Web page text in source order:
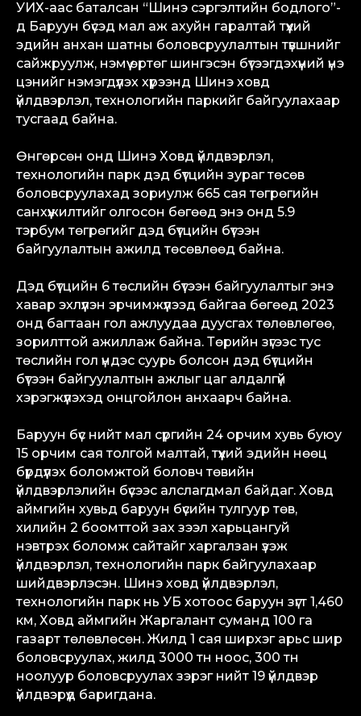
УИХ-аас баталсан “Шинэ сэргэлтийн бодлого”-
д Баруун бүсэд мал аж ахуйн гаралтай түүхий
эдийн анхан шатны боловсруулалтын түвшнийг
сайжруулж, нэмүү өртөг шингэсэн бүтээгдэхүүний үнэ
цэнийг нэмэгдүүлэх хүрээнд Шинэ ховд
үйлдвэрлэл, технологийн паркийг байгуулахаар
тусгаад байна.
Өнгөрсөн онд Шинэ Ховд үйлдвэрлэл,
технологийн парк дэд бүтцийн зураг төсөв
боловсруулахад зориулж 665 сая төгрөгийн
санхүүжилтийг олгосон бөгөөд энэ онд 5.9
тэрбум төгрөгийг дэд бүтцийн бүтээн
байгуулалтын ажилд төсөвлөөд байна.
Дэд бүтцийн 6 төслийн бүтээн байгуулалтыг энэ
хавар эхлүүлэн эрчимжүүлээд байгаа бөгөөд 2023
онд багтаан гол ажлуудаа дуусгах төлөвлөгөө,
зорилттой ажиллаж байна. Төрийн зүгээс тус
төслийн гол үндэс суурь болсон дэд бүтцийн
бүтээн байгуулалтын ажлыг цаг алдалгүй
хэрэгжүүлэхэд онцгойлон анхаарч байна.
Баруун бүс нийт мал сүргийн 24 орчим хувь буюу
15 орчим сая толгой малтай, түүхий эдийн нөөц
бүрдүүлэх боломжтой боловч төвийн
үйлдвэрлэлийн бүсээс алслагдмал байдаг. Ховд
аймгийн хувьд баруун бүсийн тулгуур төв,
хилийн 2 боомттой зах зээл харьцангуй
нэвтрэх боломж сайтайг харгалзан үзэж
үйлдвэрлэл, технологийн парк байгуулахаар
шийдвэрлэсэн. Шинэ ховд үйлдвэрлэл,
технологийн парк нь УБ хотоос баруун зүгт 1,460
км, Ховд аймгийн Жаргалант суманд 100 га
газарт төлөвлөсөн. Жилд 1 сая ширхэг арьс шир
боловсруулах, жилд 3000 тн ноос, 300 тн
ноолуур боловсруулах зэрэг нийт 19 үйлдвэр
үйлдвэрүүд баригдана.